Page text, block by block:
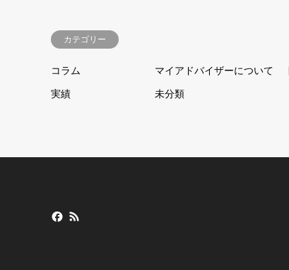
カテゴリー
コラム マイアドバイザーについて
実績 未分類